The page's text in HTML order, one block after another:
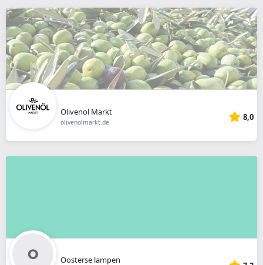
Olivenol Markt
olivenolmarkt.de 8,0
Oosterse lampen